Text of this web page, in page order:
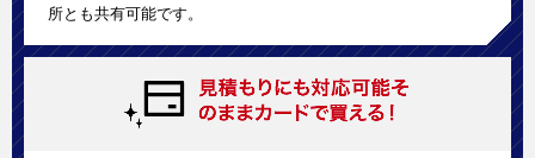
所とも共有可能です。